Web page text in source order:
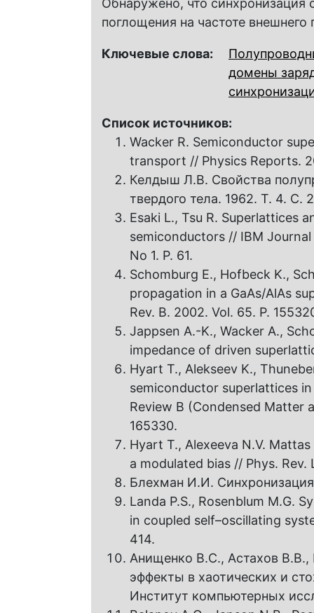
Обнаружено, что синхронизация
поглощения на частоте внешнего
Ключевые слова:
домены
Список источников:
Wacker R. Semiconductor
transport // Physics Reports.
Келдыш Л.В. Свойства
твердого тела. 1962. Т. 4. C.
Esaki L., Tsu R. Superlattices
semiconductors // IBM
No 1. P. 61.
Schomburg E., Hofbeck K.,
propagation in a GaAs/AlAs
Rev. B. 2002. Vol. 65. P.
Jappsen A.-K., Wacker A.,
impedance of driven
Hyart T., Alekseev K.,
semiconductor superlattices
Review B (Condensed Matter
165330.
Hyart T., Alexeeva N.V.
a modulated bias // Phys.
Блехман И.И.
Landa P.S., Rosenblum M.G.
in coupled self–oscillating
414.
Анищенко В.С., Астахов
эффекты в хаотических и
Институт компьютерных